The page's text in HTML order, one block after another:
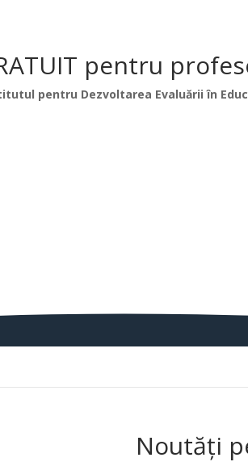
pentru
pentru Dezvoltarea Evaluării în
Noutăți